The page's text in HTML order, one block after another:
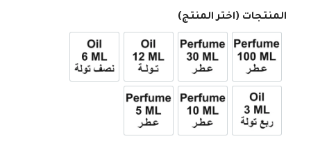
المنتجات (اختر المنتج)
عطر 100ml عطر 30ml 12ml زيت تولة 6ml زيت نصف تولة
3ml زيت ربع تولة عطر 10ml عطر 5ml